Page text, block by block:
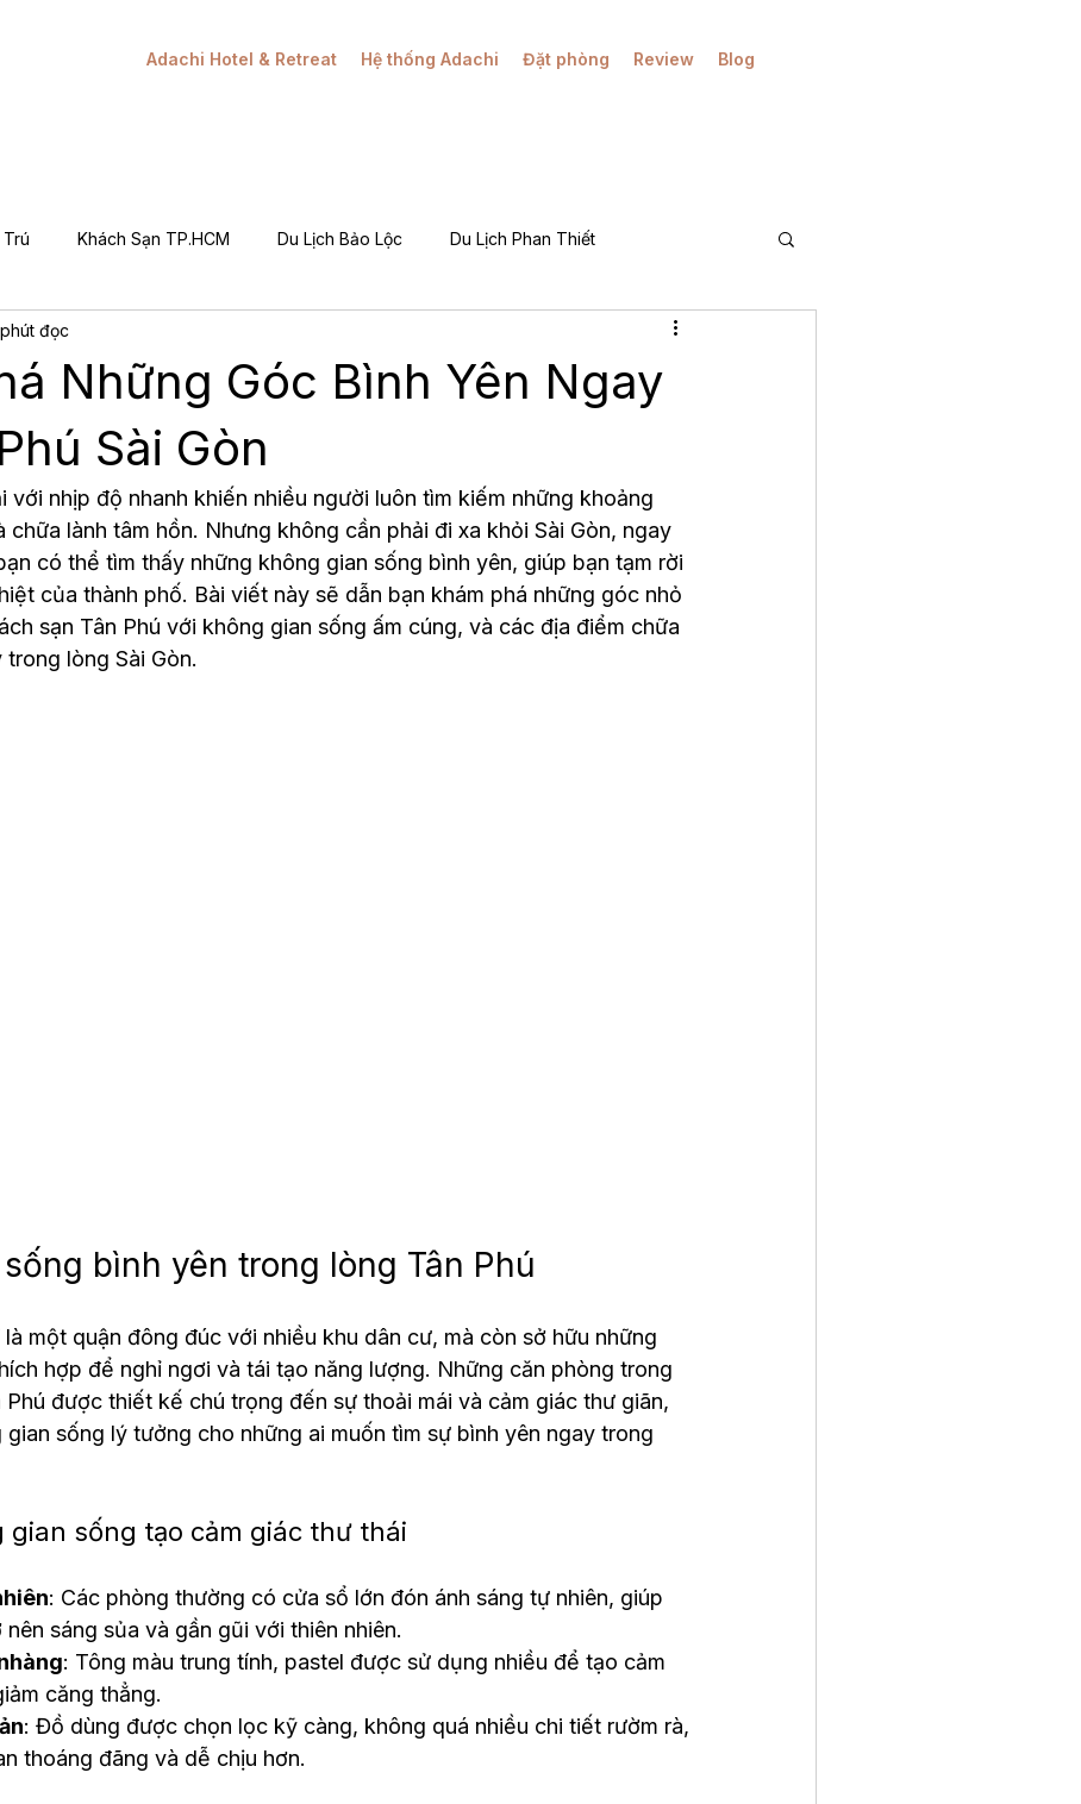
Adachi Hotel & Retreat Hệ thống Adachi Đặt phòng Review Blog
Khách Sạn TP.HCM Du Lịch Bảo Lộc Du Lịch Phan Thiết
Khuyến Mãi / Đặt Phòng
Tôi (About Adachi)
Những Góc Bình Yên Ngay
Sài Gòn
đọc
với nhịp độ nhanh khiến nhiều người luôn tìm kiếm những khoảng
chữa lành tâm hồn. Nhưng không cần phải đi xa khỏi Sài Gòn, ngay
có thể tìm thấy những không gian sống bình yên, giúp bạn tạm rời
của thành phố. Bài viết này sẽ dẫn bạn khám phá những góc nhỏ
sạn Tân Phú với không gian sống ấm cúng, và các địa điểm chữa
lòng Sài Gòn.
bình yên trong lòng Tân Phú
là một quận đông đúc với nhiều khu dân cư, mà còn sở hữu những
hợp để nghỉ ngơi và tái tạo năng lượng. Những căn phòng trong
Phú được thiết kế chú trọng đến sự thoải mái và cảm giác thư giãn,
sống lý tưởng cho những ai muốn tìm sự bình yên ngay trong
gian sống tạo cảm giác thư thái
: Các phòng thường có cửa sổ lớn đón ánh sáng tự nhiên, giúp
sáng sủa và gần gũi với thiên nhiên.
: Tông màu trung tính, pastel được sử dụng nhiều để tạo cảm
căng thẳng.
: Đồ dùng được chọn lọc kỹ càng, không quá nhiều chi tiết rườm rà,
thoáng đãng và dễ chịu hơn.